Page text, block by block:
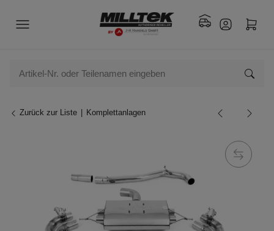
Zurück zur Liste Komplettanlagen